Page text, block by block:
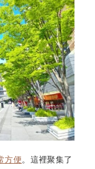
方便。這裡聚集了